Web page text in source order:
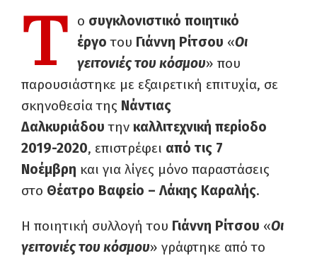
Τ ο συγκλονιστικό ποιητικό
έργο του Γιάννη Ρίτσου «Οι
γειτονιές του κόσμου» που
παρουσιάστηκε με εξαιρετική επιτυχία, σε
σκηνοθεσία της Νάντιας
Δαλκυριάδου την καλλιτεχνική περίοδο
2019-2020, επιστρέφει από τις 7
Νοέμβρη και για λίγες μόνο παραστάσεις
στο Θέατρο Βαφείο – Λάκης Καραλής.
Η ποιητική συλλογή του Γιάννη Ρίτσου «Οι
γειτονιές του κόσμου» γράφτηκε από το